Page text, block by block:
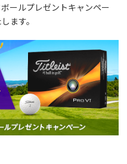
ールプレゼントキャンペー
ます。